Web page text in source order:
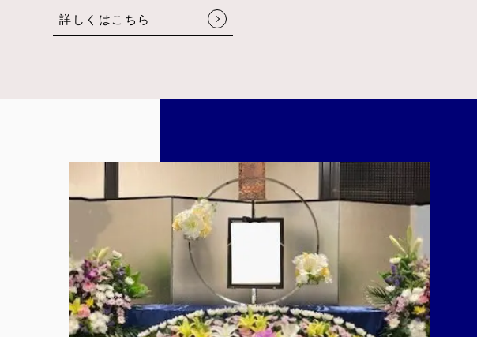
詳しくはこちら